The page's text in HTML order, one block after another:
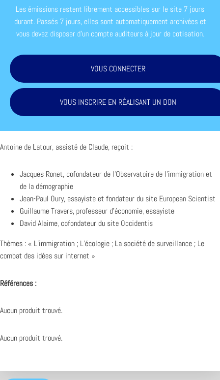
Les émissions restent librement accessibles sur le site 7 jours
durant. Passés 7 jours, elles sont automatiquement archivées et
vous devez disposer d'un compte auditeurs à jour de cotisation.
VOUS CONNECTER
VOUS INSCRIRE EN RÉALISANT UN DON
Antoine de Latour, assisté de Claude, reçoit :
Jacques Ronet, cofondateur de l’Observatoire de l’immigration et
de la démographie
Jean-Paul Oury, essayiste et fondateur du site European Scientist
Guillaume Travers, professeur d’économie, essayiste
David Alaime, cofondateur du site Occidentis
Thèmes : « L’immigration ; L’écologie ; La société de surveillance ; Le
combat des idées sur internet »
Références :
Aucun produit trouvé.
Aucun produit trouvé.